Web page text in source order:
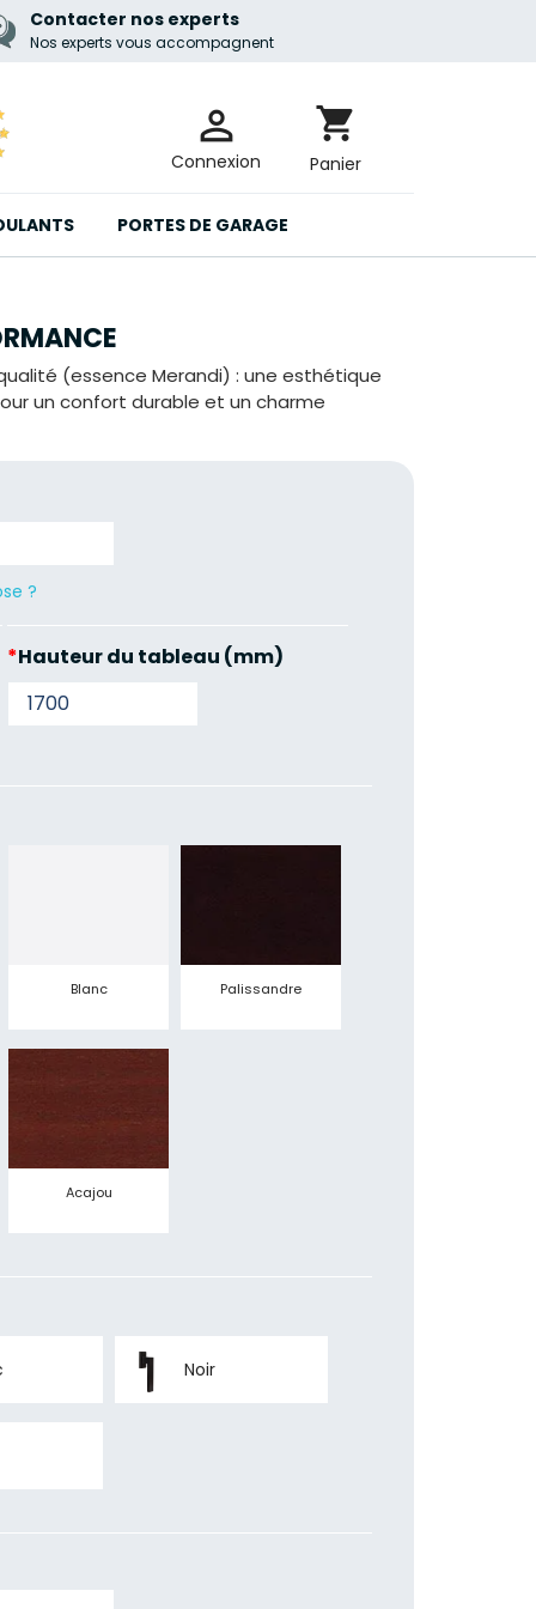
Contacter nos experts
Nos experts vous accompagnent

Connexion
shopping_cart
Panier
PORTES DE GARAGE
(essence Merandi) : une esthétique
un confort durable et un charme
?
*Hauteur du tableau (mm)
Blanc Palissandre
Acajou
Noir